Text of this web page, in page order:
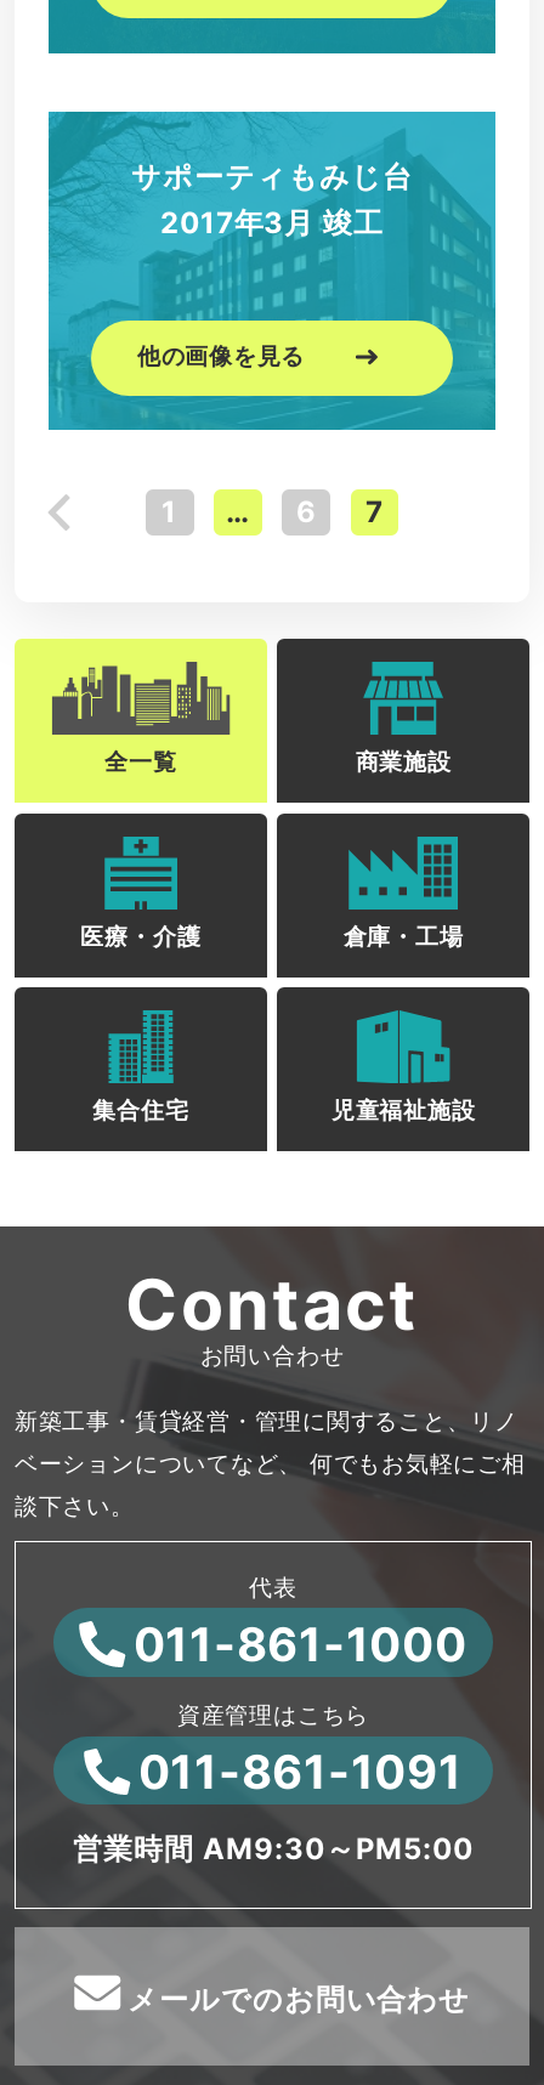
サポーティもみじ台
2017年3月 竣工
他の画像を見る
投
の
ペ
り
1 … 6 7
全一覧 商業施設
医療・介護 倉庫・工場
集合住宅 児童福祉施設
Contact
お問い合わせ
新築工事・賃貸経営・管理に関すること、リノ
ベーションについてなど、
何でもお気軽にご相
談下さい。
代表
011-861-1000
資産管理はこちら
011-861-1091
営業時間 AM9:30～PM5:00
メールでのお問い合わせ